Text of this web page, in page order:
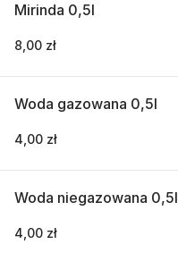
Mirinda 0,5l
8,00 zł
Woda gazowana 0,5l
4,00 zł
Woda niegazowana 0,5l
4,00 zł